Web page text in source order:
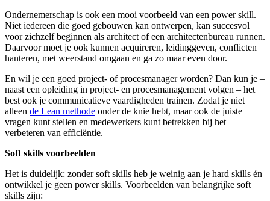
Ondernemerschap is ook een mooi voorbeeld van een power skill.
Niet iedereen die goed gebouwen kan ontwerpen, kan succesvol
voor zichzelf beginnen als architect of een architectenbureau runnen.
Daarvoor moet je ook kunnen acquireren, leidinggeven, conflicten
hanteren, met weerstand omgaan en ga zo maar even door.
En wil je een goed project- of procesmanager worden? Dan kun je –
naast een opleiding in project- en procesmanagement volgen – het
best ook je communicatieve vaardigheden trainen. Zodat je niet
alleen de Lean methode onder de knie hebt, maar ook de juiste
vragen kunt stellen en medewerkers kunt betrekken bij het
verbeteren van efficiëntie.
Soft skills voorbeelden
Het is duidelijk: zonder soft skills heb je weinig aan je hard skills én
ontwikkel je geen power skills. Voorbeelden van belangrijke soft
skills zijn: